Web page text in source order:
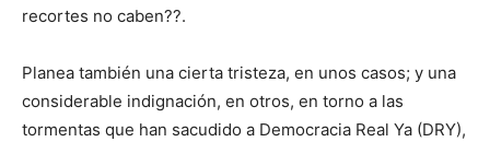
recortes no caben??.
Planea también una cierta tristeza, en unos casos; y una
considerable indignación, en otros, en torno a las
tormentas que han sacudido a Democracia Real Ya (DRY),